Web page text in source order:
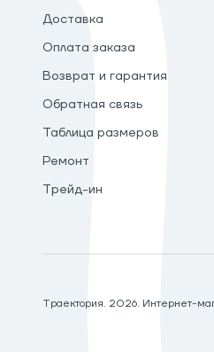
Доставка
Оплата заказа
Возврат и гарантия
Обратная связь
Таблица размеров
Ремонт
Трейд-ин
Траектория. 2026. Интернет-